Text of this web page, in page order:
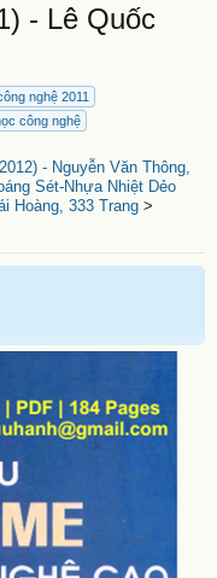
- Lê Quốc
nghệ 2011
công nghệ
- Nguyễn Văn Thông,
Sét-Nhựa Nhiệt Dẻo
Hoàng, 333 Trang >